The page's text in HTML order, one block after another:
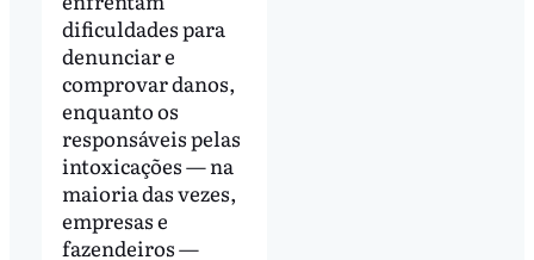
dificuldades para
denunciar e
comprovar danos,
enquanto os
responsáveis pelas
intoxicações — na
maioria das vezes,
empresas e
fazendeiros —